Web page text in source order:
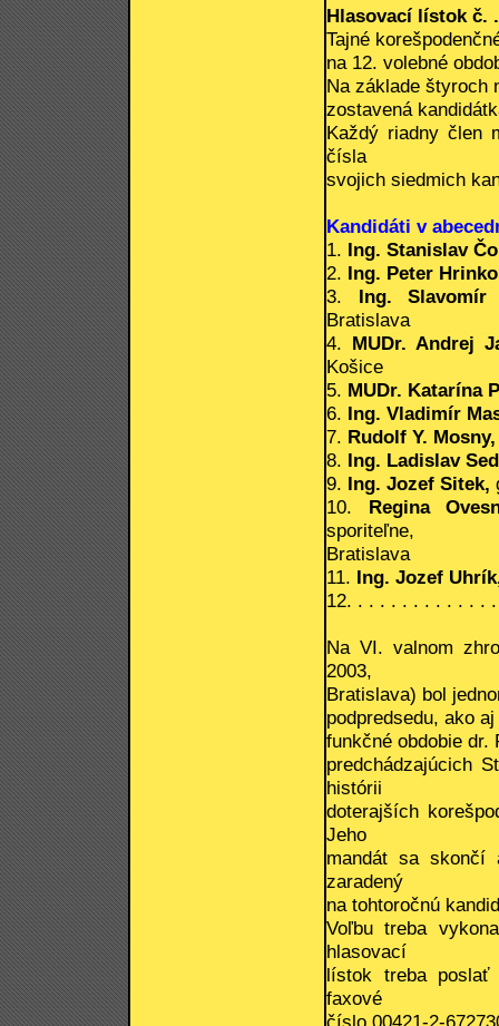
Hlasovací lístok č.
Tajné
na 12. volebné
Na základe štyroch
zostavená
Každý riadny člen
čísla
svojich siedmich
Kandidáti v
1. Ing. Stanislav
2. Ing. Peter
3. Ing. Slavomír
Bratislava
4. MUDr. Andrej
Košice
5. MUDr. Katarína
6. Ing. Vladimír
7. Rudolf Y. Mosny,
8. Ing. Ladislav
9. Ing. Jozef Sitek,
10. Regina
sporiteľne,
Bratislava
11. Ing. Jozef
12. . . . . . . . . . . . .
Na VI. valnom
2003,
Bratislava) bol
podpredsedu, ako
funkčné obdobie
predchádzajúcich
histórii
doterajších
Jeho
mandát sa skončí
zaradený
na tohtoročnú
Voľbu treba
hlasovací
lístok treba poslať
faxové